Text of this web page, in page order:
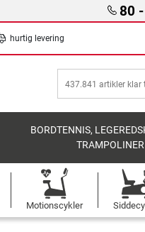
80
hurtig levering
BORDTENNIS,
TRAMPOLINER
Motionscykler